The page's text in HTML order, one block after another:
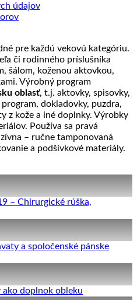
údajov
pre každú vekovú kategóriu.
či rodinného príslušníka
šálom, koženou aktovkou,
Výrobný program
oblasť, t.j. aktovky, spisovky,
dokladovky, puzdra,
z kože a iné doplnky. Výrobky
Používa sa pravá
– ručne tamponovaná
a podšívkové materiály.
– Chirurgické rúška,
a spoločenské pánske
ako doplnok obleku